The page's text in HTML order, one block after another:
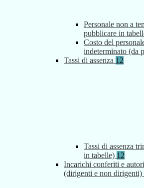
Personale non a
pubblicare in
Costo del
indeterminato (da
Tassi di assenza 12
Tassi di assenza
in tabelle) 12
Incarichi conferiti e
(dirigenti e non dirigenti)